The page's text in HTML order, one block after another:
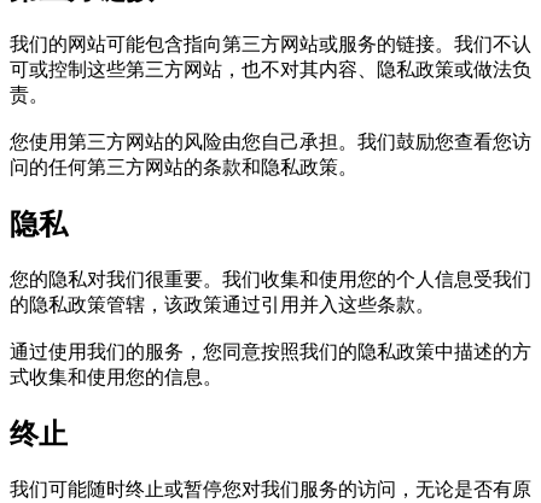
我们的网站可能包含指向第三方网站或服务的链接。我们不认
可或控制这些第三方网站，也不对其内容、隐私政策或做法负
责。
您使用第三方网站的风险由您自己承担。我们鼓励您查看您访
问的任何第三方网站的条款和隐私政策。
隐私
您的隐私对我们很重要。我们收集和使用您的个人信息受我们
的隐私政策管辖，该政策通过引用并入这些条款。
通过使用我们的服务，您同意按照我们的隐私政策中描述的方
式收集和使用您的信息。
终止
我们可能随时终止或暂停您对我们服务的访问，无论是否有原